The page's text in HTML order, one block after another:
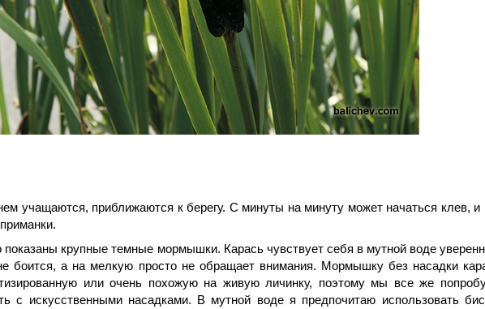
учащаются, приближаются к берегу. С минуты на минуту может начаться клев,
показаны крупные темные мормышки. Карась чувствует себя в мутной воде
боится, а на мелкую просто не обращает внимания. Мормышку без насадки
или очень похожую на живую личинку, поэтому мы все же
с искусственными насадками. В мутной воде я предпочитаю использовать